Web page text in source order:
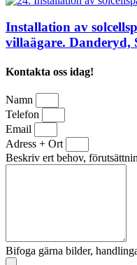
Installation av
villaägare. Danderyd,
Kontakta oss idag!
Namn
Telefon
Email
Adress + Ort
Beskriv ert behov,
Bifoga gärna bilder,